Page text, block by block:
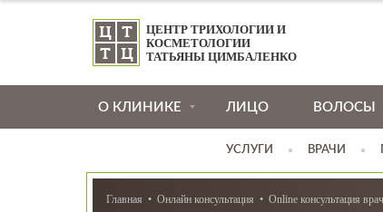
ЦЕНТР ТРИХОЛОГИИ И
КОСМЕТОЛОГИИ
ТАТЬЯНЫ ЦИМБАЛЕНКО
О КЛИНИКЕ ЛИЦО ВОЛОСЫ
УСЛУГИ ВРАЧИ
Главная Онлайн консультация Online консультация